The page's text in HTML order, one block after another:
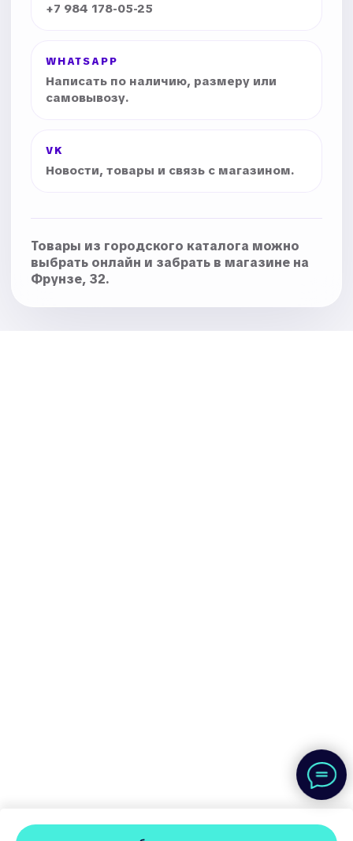
+7 984 178-05-25
WHATSAPP
Написать по наличию, размеру или
самовывозу.
VK
Новости, товары и связь с магазином.
Товары из городского каталога можно
выбрать онлайн и забрать в магазине на
Фрунзе, 32.